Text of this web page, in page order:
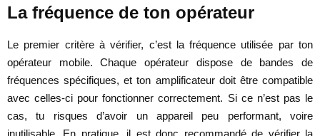
La fréquence de ton opérateur
Le premier critère à vérifier, c’est la fréquence utilisée par ton
opérateur mobile. Chaque opérateur dispose de bandes de
fréquences spécifiques, et ton amplificateur doit être compatible
avec celles-ci pour fonctionner correctement. Si ce n’est pas le
cas, tu risques d’avoir un appareil peu performant, voire
inutilisable. En pratique, il est donc recommandé de vérifier la